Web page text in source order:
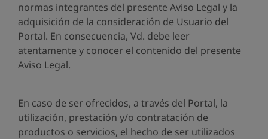
normas integrantes del presente Aviso Legal y la
adquisición de la consideración de Usuario del
Portal. En consecuencia, Vd. debe leer
atentamente y conocer el contenido del presente
Aviso Legal.
En caso de ser ofrecidos, a través del Portal, la
utilización, prestación y/o contratación de
productos o servicios, el hecho de ser utilizados